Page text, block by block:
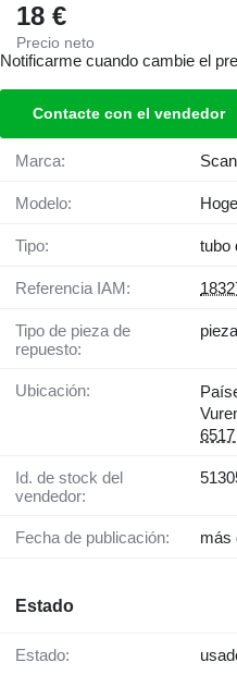
18 €
Precio neto
Notificarme cuando cambie el
Contacte con el vendedor
Marca:
Modelo:
Tipo: tubo
Referencia IAM:
Tipo de pieza de
repuesto:
Ubicación:
Id. de stock del
vendedor:
Fecha de publicación: más
Estado
Estado: